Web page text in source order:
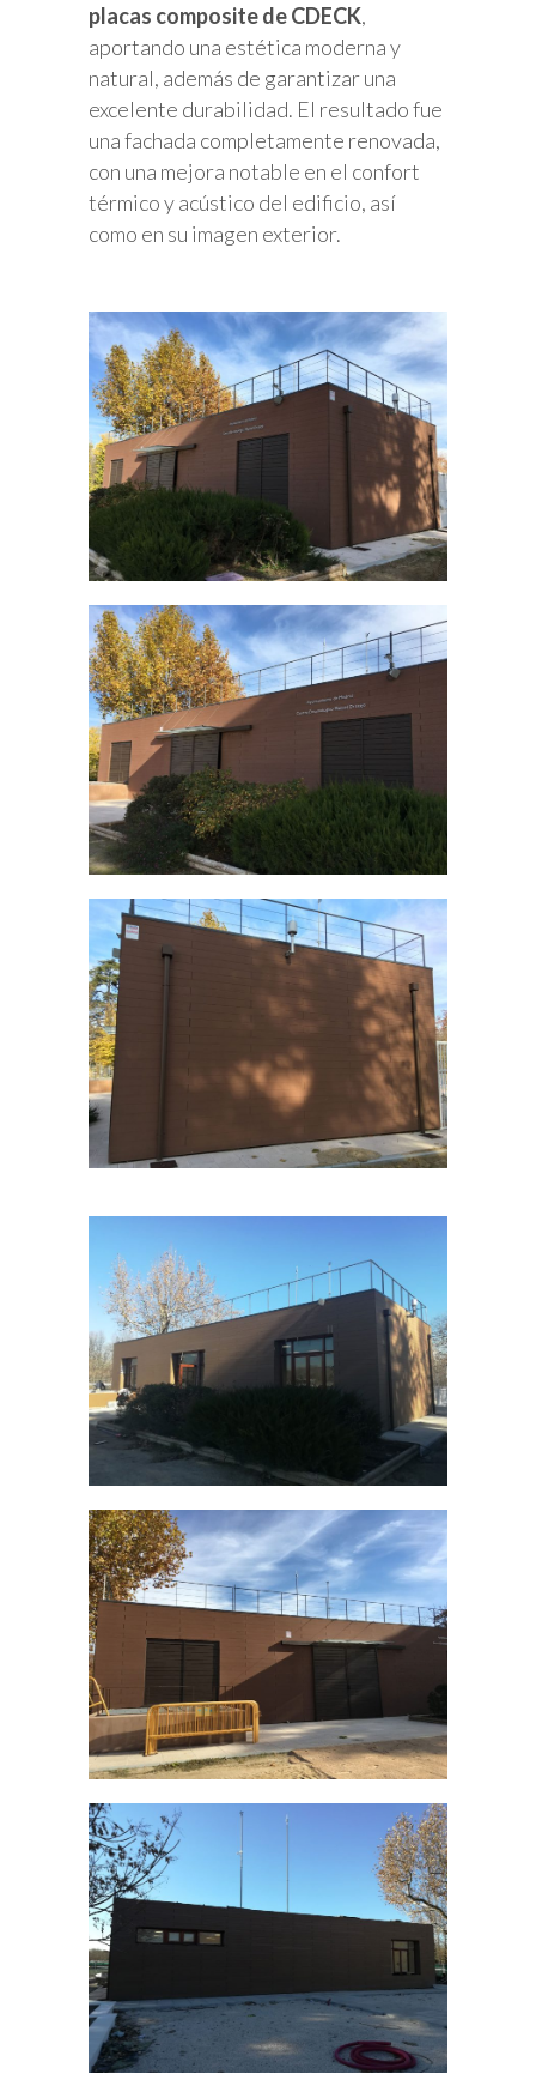
placas composite de CDECK,
aportando una estética moderna y
natural, además de garantizar una
excelente durabilidad. El resultado fue
una fachada completamente renovada,
con una mejora notable en el confort
térmico y acústico del edificio, así
como en su imagen exterior.